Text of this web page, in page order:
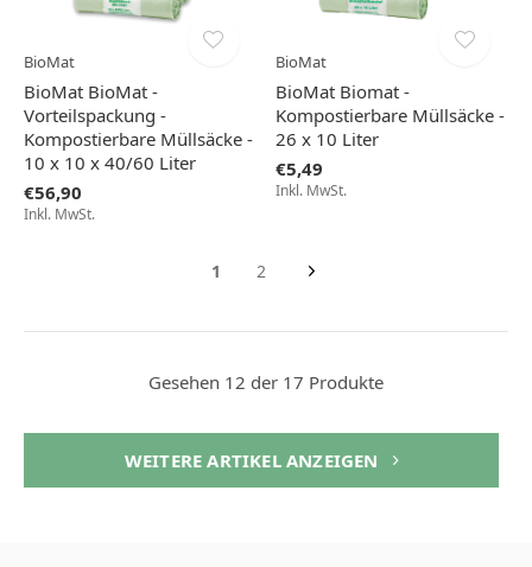
BioMat
BioMat BioMat -
Vorteilspackung -
Kompostierbare Müllsäcke -
10 x 10 x 40/60 Liter
€56,90
Inkl. MwSt.
BioMat
BioMat Biomat -
Kompostierbare Müllsäcke -
26 x 10 Liter
€5,49
Inkl. MwSt.
1 2
Gesehen 12 der 17 Produkte
WEITERE ARTIKEL ANZEIGEN